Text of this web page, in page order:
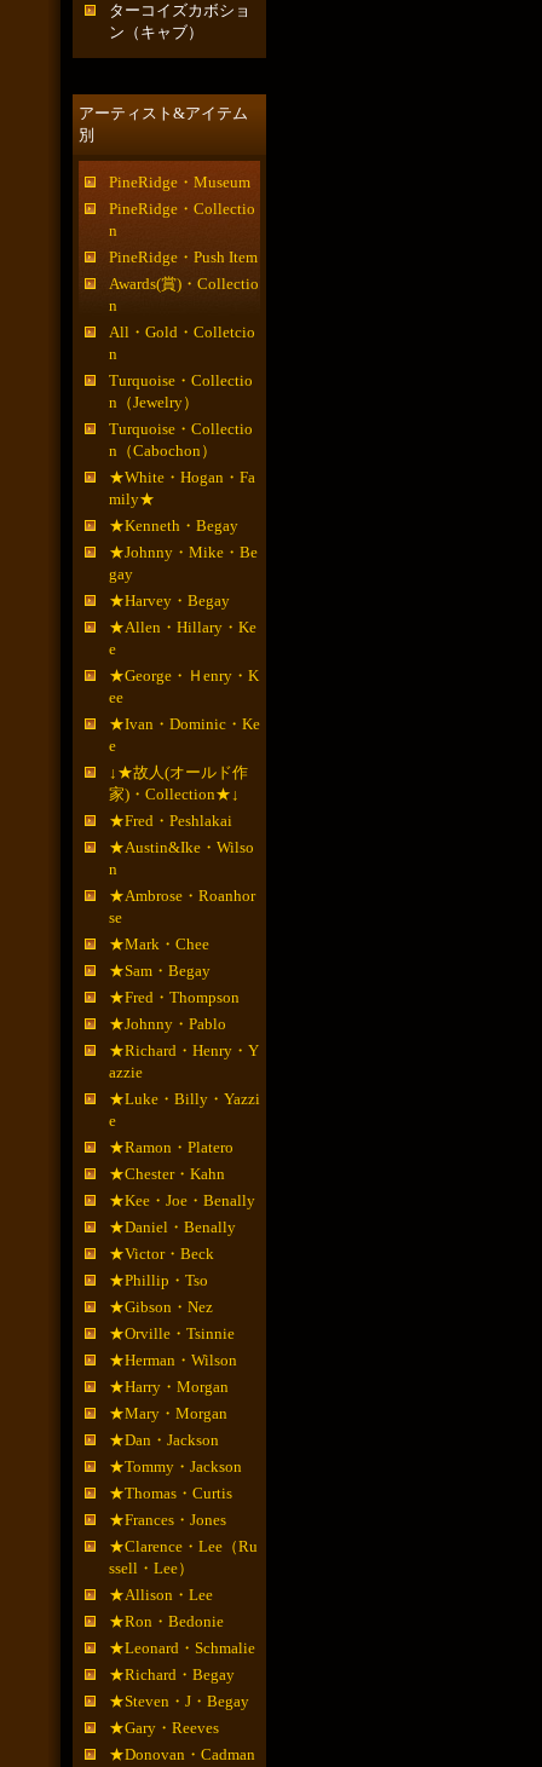
ターコイズカボショ
ン（キャブ）
アーティスト&アイテム
別
PineRidge・Museum
PineRidge・Collectio
n
PineRidge・Push Item
Awards(賞)・Collectio
n
All・Gold・Colletcio
n
Turquoise・Collectio
n（Jewelry）
Turquoise・Collectio
n（Cabochon）
★White・Hogan・Fa
mily★
★Kenneth・Begay
★Johnny・Mike・Be
gay
★Harvey・Begay
★Allen・Hillary・Ke
e
★George・Ｈenry・K
ee
★Ivan・Dominic・Ke
e
↓★故人(オールド作
家)・Collection★↓
★Fred・Peshlakai
★Austin&Ike・Wilso
n
★Ambrose・Roanhor
se
★Mark・Chee
★Sam・Begay
★Fred・Thompson
★Johnny・Pablo
★Richard・Henry・Y
azzie
★Luke・Billy・Yazzi
e
★Ramon・Platero
★Chester・Kahn
★Kee・Joe・Benally
★Daniel・Benally
★Victor・Beck
★Phillip・Tso
★Gibson・Nez
★Orville・Tsinnie
★Herman・Wilson
★Harry・Morgan
★Mary・Morgan
★Dan・Jackson
★Tommy・Jackson
★Thomas・Curtis
★Frances・Jones
★Clarence・Lee（Ru
ssell・Lee）
★Allison・Lee
★Ron・Bedonie
★Leonard・Schmalie
★Richard・Begay
★Steven・J・Begay
★Gary・Reeves
★Donovan・Cadman